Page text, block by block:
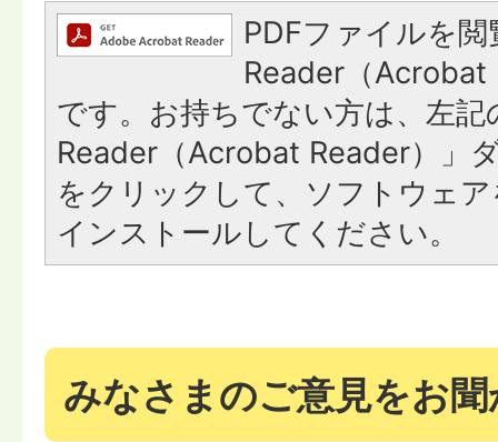
PDFファイルを
Reader（Acrobat
です。お持ちでない方は、左
Reader（Acrobat Reader）」
をクリックして、ソフトウェ
インストールしてください。
みなさまのご意見をお